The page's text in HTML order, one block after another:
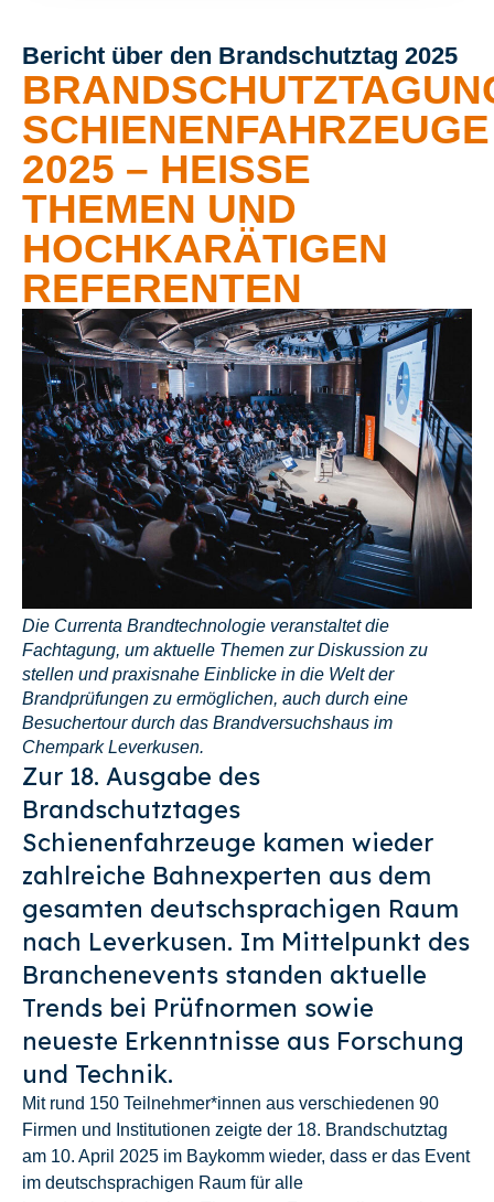
Bericht über den Brandschutztag 2025
SCHIENENFAHRZEUGE
2025 – HEISSE T
HEMEN UND H
OCHKARÄTIGEN R
EFERENTEN
Die Currenta Brandtechnologie veranstaltet die
Fachtagung, um aktuelle Themen zur Diskussion zu
stellen und praxisnahe Einblicke in die Welt der
Brandprüfungen zu ermöglichen, auch durch eine
Besuchertour durch das Brandversuchshaus im
Chempark Leverkusen.
Zur 18. Ausgabe des
Brandschutztages
Schienenfahrzeuge kamen wieder
zahlreiche Bahnexperten aus dem
gesamten deutschsprachigen Raum
nach Leverkusen. Im Mittelpunkt des
Branchenevents standen aktuelle
Trends bei Prüfnormen sowie
neueste Erkenntnisse aus Forschung
und Technik.
Mit rund 150 Teilnehmer*innen aus verschiedenen 90
Firmen und Institutionen zeigte der 18. Brandschutztag
am 10. April 2025 im Baykomm wieder, dass er das Event
im deutschsprachigen Raum für alle